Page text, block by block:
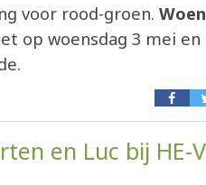
voor rood-groen.
op woensdag 3 mei
en Luc bij HE-